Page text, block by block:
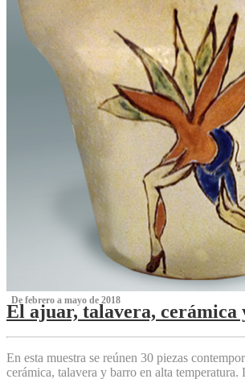
‌ De febrero a mayo de 2018
El ajuar, talavera, cerámica
‌
En esta muestra se reúnen 30 piezas
cerámica, talavera y barro en alta